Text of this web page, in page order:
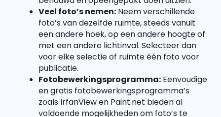
Veel foto’s nemen: Neem verschillende
foto’s van dezelfde ruimte, steeds vanuit
een andere hoek, op een andere hoogte of
met een andere lichtinval. Selecteer dan
voor elke selectie of ruimte één foto voor
publicatie.
Fotobewerkingsprogramma: Eenvoudige
en gratis fotobewerkingsprogramma’s
zoals IrfanView en Paint.net bieden al
voldoende mogelijkheden om foto’s te